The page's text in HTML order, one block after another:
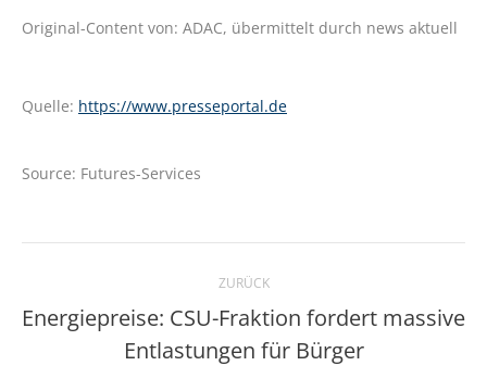
Original-Content von: ADAC, übermittelt durch news aktuell
Quelle: https://www.presseportal.de
Source: Futures-Services
Kommentarnavigation
ZURÜCK
Vorheriger
Beitrag:
Energiepreise: CSU-Fraktion fordert massive
Entlastungen für Bürger